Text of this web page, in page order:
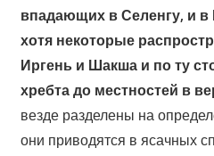
впадающих в Селенгу, и в
хотя некоторые
Иргень и Шакша и по ту
хребта до местностей в
везде разделены на
они приводятся в ясачных